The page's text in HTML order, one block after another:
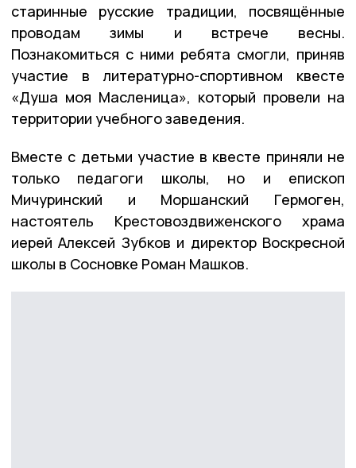
старинные русские традиции, посвящённые
проводам зимы и встрече весны.
Познакомиться с ними ребята смогли, приняв
участие в литературно-спортивном квесте
«Душа моя Масленица», который провели на
территории учебного заведения.
Вместе с детьми участие в квесте приняли не
только педагоги школы, но и епископ
Мичуринский и Моршанский Гермоген,
настоятель Крестовоздвиженского храма
иерей Алексей Зубков и директор Воскресной
школы в Сосновке Роман Машков.